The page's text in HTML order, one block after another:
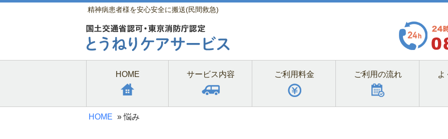
精神病患者様を安心安全に搬送(民間救急)
HOME サービス内容 ご利用料金 ご利用の流れ よ
HOME »悩み